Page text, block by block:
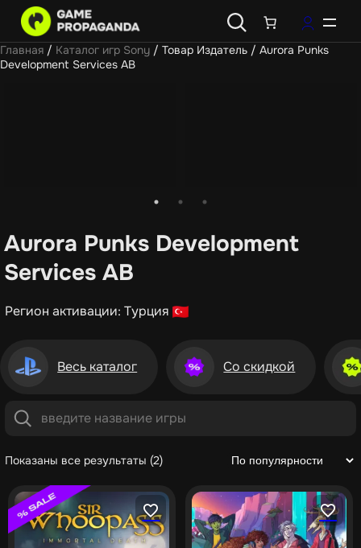
Главная / Каталог игр Sony / Товар Издатель / Aurora Punks
Development Services AB
Aurora Punks Development
Services AB
Регион активации: Турция
Весь каталог Со скидкой
Показаны все результаты (2)